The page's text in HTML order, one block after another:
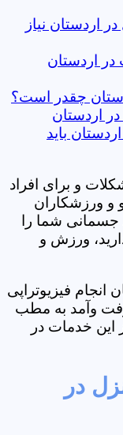
اردستان نیاز
اردستان
چقدر است؟
اردستان
باید
و برای افراد
و ورزشکاران
جسمانی شما را
ورزش و
انجام فیزیوتراپی
وآمد به مطب
این خدمات در
در